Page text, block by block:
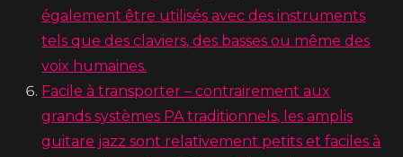
également être utilisés avec des instruments
tels que des claviers, des basses ou même des
voix humaines.
Facile à transporter – contrairement aux
grands systèmes PA traditionnels, les amplis
guitare jazz sont relativement petits et faciles à